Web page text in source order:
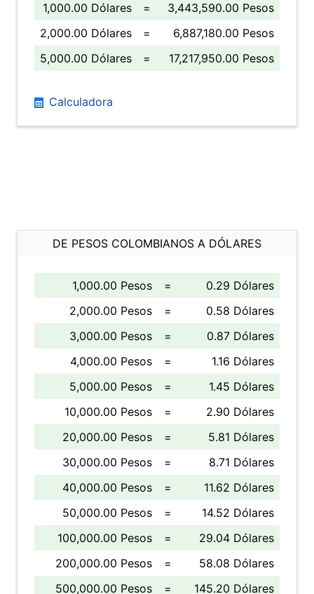
1,000.00 Dólares
=
3,443,590.00 Pesos
2,000.00 Dólares
=
6,887,180.00 Pesos
5,000.00 Dólares
= 17,217,950.00 Pesos
Calculadora
DE PESOS COLOMBIANOS A DÓLARES
1,000.00 Pesos =
0.29 Dólares
2,000.00 Pesos
=
0.58 Dólares
3,000.00 Pesos
=
0.87 Dólares
4,000.00 Pesos
=
1.16 Dólares
5,000.00 Pesos
=
1.45 Dólares
10,000.00 Pesos
=
2.90 Dólares
20,000.00 Pesos
=
5.81 Dólares
30,000.00 Pesos
=
8.71 Dólares
40,000.00 Pesos
=
11.62 Dólares
50,000.00 Pesos
=
14.52 Dólares
100,000.00 Pesos
=
29.04 Dólares
200,000.00 Pesos
=
58.08 Dólares
500,000.00 Pesos
= 145.20 Dólares